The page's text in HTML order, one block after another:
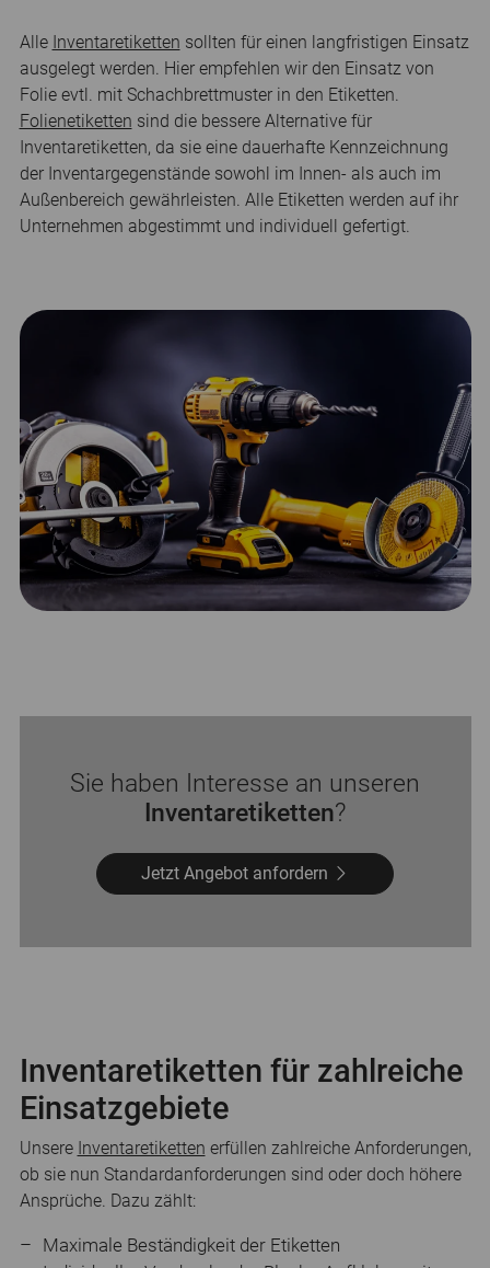
Alle Inventaretiketten sollten für einen langfristigen Einsatz
ausgelegt werden. Hier empfehlen wir den Einsatz von
Folie evtl. mit Schachbrettmuster in den Etiketten.
Folienetiketten sind die bessere Alternative für
Inventaretiketten, da sie eine dauerhafte Kennzeichnung
der Inventargegenstände sowohl im Innen- als auch im
Außenbereich gewährleisten. Alle Etiketten werden auf ihr
Unternehmen abgestimmt und individuell gefertigt.
Sie haben Interesse an unseren
Inventaretiketten?
Jetzt Angebot anfordern
Inventaretiketten für zahlreiche
Einsatzgebiete
Unsere Inventaretiketten erfüllen zahlreiche Anforderungen,
ob sie nun Standardanforderungen sind oder doch höhere
Ansprüche. Dazu zählt:
Maximale Beständigkeit der Etiketten